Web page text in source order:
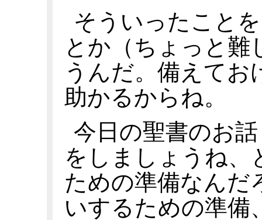
そういったこと
とか（ちょっと難
うんだ。備えてお
助かるからね。
今日の聖書のお
をしましょうね、
ための準備なんだ
いするための準備